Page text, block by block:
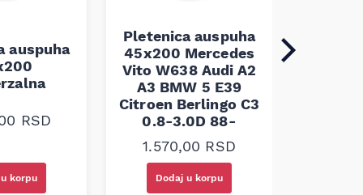
auspuha
RSD
korpu
Pletenica auspuha
45x200 Mercedes
Vito W638 Audi A2
A3 BMW 5 E39
Citroen Berlingo C3
0.8-3.0D 88-
1.570,00 RSD
Dodaj u korpu